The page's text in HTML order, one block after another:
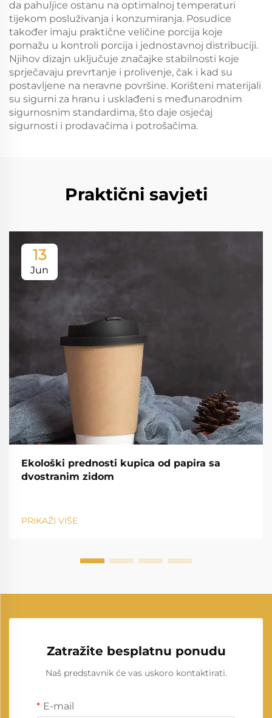
da pahuljice ostanu na optimalnoj temperaturi
tijekom posluživanja i konzumiranja. Posudice
također imaju praktične veličine porcija koje
pomažu u kontroli porcija i jednostavnoj distribuciji.
Njihov dizajn uključuje značajke stabilnosti koje
sprječavaju prevrtanje i prolivenje, čak i kad su
postavljene na neravne površine. Korišteni materijali
su sigurni za hranu i usklađeni s međunarodnim
sigurnosnim standardima, što daje osjećaj
sigurnosti i prodavačima i potrošačima.
Praktični savjeti
13
Jun
Ekološki prednosti kupica od papira sa
dvostranim zidom
PRIKAŽI VIŠE
Zatražite besplatnu ponudu
Naš predstavnik će vas uskoro kontaktirati.
E-mail